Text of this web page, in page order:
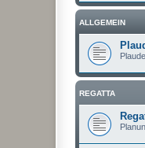
ALLGEMEIN
REGATTA